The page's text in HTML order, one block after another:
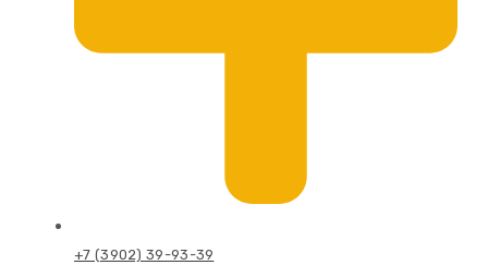
+7 (3902) 39-93-39